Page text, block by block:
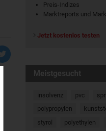
Preis-Indizes
Marktreports und
Jetzt kostenlos testen
Meistgesucht
insolvenz pvc
polypropylen
styrol
polyethylen